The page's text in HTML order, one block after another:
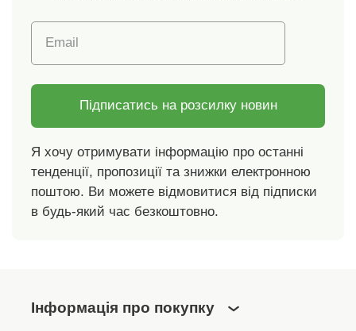
Email
Підписатись на розсилку новин
Я хочу отримувати інформацію про останні
тенденції, пропозиції та знижки електронною
поштою. Ви можете відмовитися від підписки
в будь-який час безкоштовно.
Інформація про покупку